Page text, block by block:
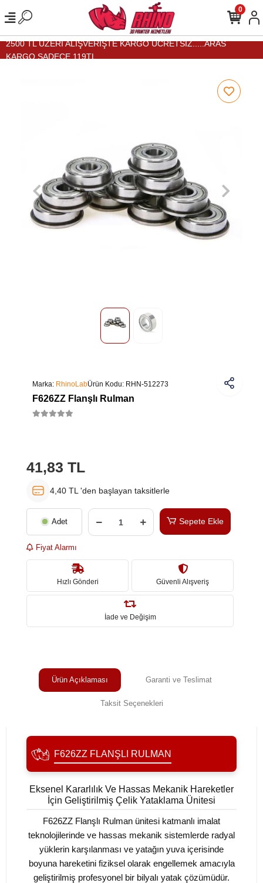
2500 TL ÜZERİ ALIŞVERİŞTE KARGO ÜCRETSİZ.....ARAS
KARGO SADECE 119TL...
0
Marka: RhinoLabÜrün Kodu: RHN-512273
F626ZZ Flanşlı Rulman
41,83 TL
4,40 TL 'den başlayan taksitlerle
Adet Sepete Ekle
Fiyat Alarmı
Hızlı Gönderi Güvenli Alışveriş
İade ve Değişim
Ürün Açıklaması Garanti ve Teslimat
Taksit Seçenekleri
F626ZZ FLANŞLI RULMAN
Eksenel Kararlılık Ve Hassas Mekanik Hareketler
İçin Geliştirilmiş Çelik Yataklama Ünitesi
F626ZZ Flanşlı Rulman ünitesi katmanlı imalat
teknolojilerinde ve hassas mekanik sistemlerde radyal
yüklerin karşılanması ve yatağın yuva içerisinde
boyuna hareketini fiziksel olarak engellemek amacıyla
geliştirilmiş profesyonel bir bilyalı yatak çözümüdür.